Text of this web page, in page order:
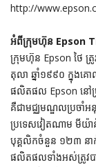
http://
អំពីក្រុមហ៊ុន Epson
ក្រុមហ៊ុន Epson ថៃ ត្រូ
តុលា ឆ្នាំ១៩៩០ ក្នុងគ
ផលិតផល Epson នៅប្
គឺជាមជ្ឈមណ្ឌលប្រចាំអ
ប្រទេសវៀតណាម មីយ៉ាន់
បុគ្គលិកចំនួន ១២៣ នា
ផលិតផលទាំងអស់ត្រូវ